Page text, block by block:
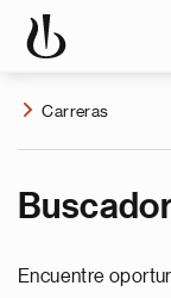
Carreras
Encuentre